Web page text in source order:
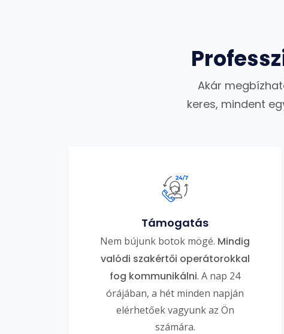
Akár
keres, mindent
Támogatás
Nem bújunk botok mögé. Mindig
valódi szakértői operátorokkal
fog kommunikálni. A nap 24
órájában, a hét minden napján
elérhetőek vagyunk az Ön
számára.